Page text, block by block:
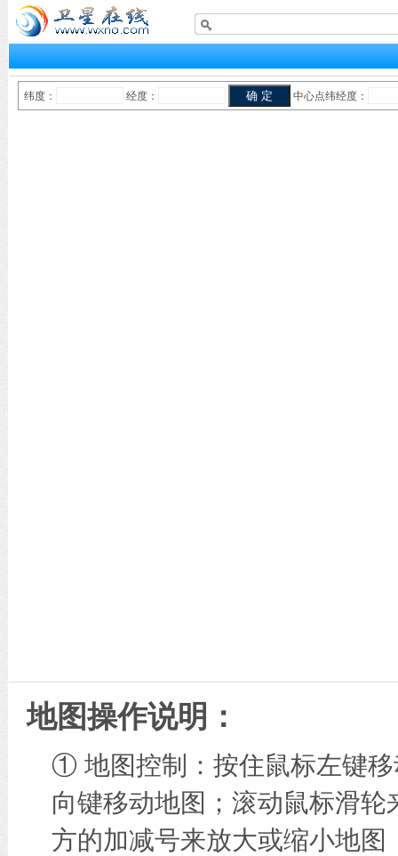
纬度： 经度： 中心点纬经度：
地图操作说明：
① 地图控制：按住鼠标左键
向键移动地图；滚动鼠标滑
方的加减号来放大或缩小地图